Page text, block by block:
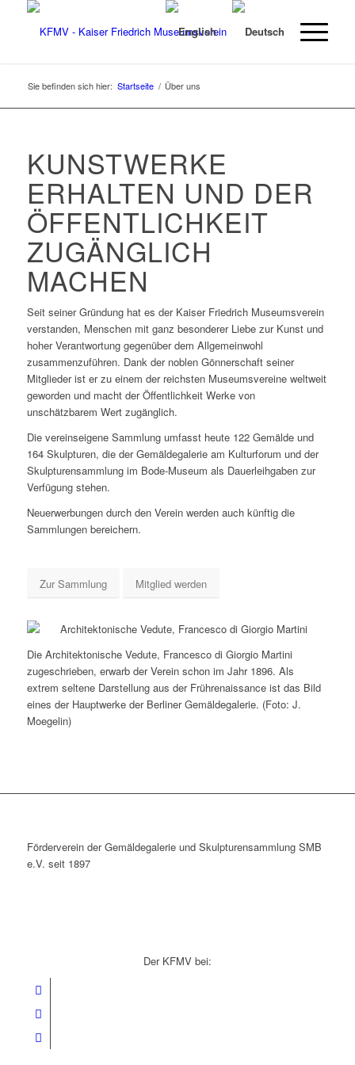
Sie befinden sich hier: Startseite / Über uns
KUNSTWERKE
ERHALTEN UND DER
ÖFFENTLICHKEIT
ZUGÄNGLICH
MACHEN
Seit seiner Gründung hat es der Kaiser Friedrich Museumsverein
verstanden, Menschen mit ganz besonderer Liebe zur Kunst und
hoher Verantwortung gegenüber dem Allgemeinwohl
zusammenzuführen. Dank der noblen Gönnerschaft seiner
Mitglieder ist er zu einem der reichsten Museumsvereine weltweit
geworden und macht der Öffentlichkeit Werke von
unschätzbarem Wert zugänglich.
Die vereinseigene Sammlung umfasst heute 122 Gemälde und
164 Skulpturen, die der Gemäldegalerie am Kulturforum und der
Skulpturensammlung im Bode-Museum als Dauerleihgaben zur
Verfügung stehen.
Neuerwerbungen durch den Verein werden auch künftig die
Sammlungen bereichern.
Zur Sammlung Mitglied werden
Die Architektonische Vedute, Francesco di Giorgio Martini
zugeschrieben, erwarb der Verein schon im Jahr 1896. Als
extrem seltene Darstellung aus der Frührenaissance ist das Bild
eines der Hauptwerke der Berliner Gemäldegalerie. (Foto: J.
Moegelin)
Förderverein der Gemäldegalerie und Skulpturensammlung SMB
e.V. seit 1897
Der KFMV bei: